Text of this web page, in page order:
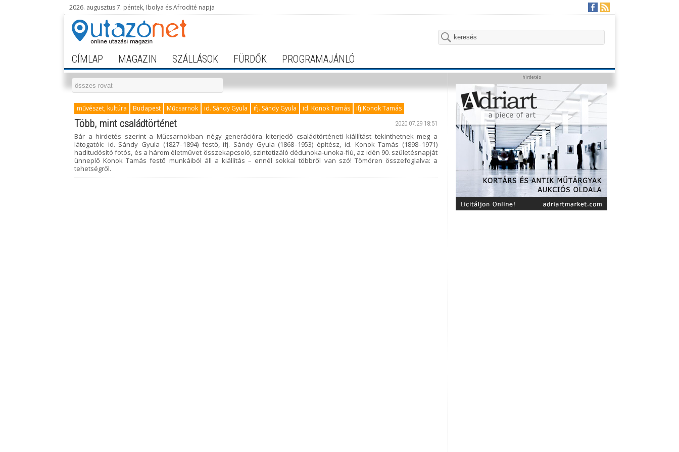
2026. augusztus 7. péntek, Ibolya és Afrodité napja
CÍMLAP MAGAZIN SZÁLLÁSOK FÜRDŐK PROGRAMAJÁNLÓ
művészet, kultúra Budapest Műcsarnok id. Sándy Gyula ifj. Sándy Gyula id. Konok Tamás ifj.Konok Tamás
2020.07.29 18:51
Több, mint családtörténet
Bár a hirdetés szerint a Műcsarnokban négy generációra kiterjedő családtörténeti kiállítást tekinthetnek meg a
látogatók: id. Sándy Gyula (1827–1894) festő, ifj. Sándy Gyula (1868–1953) építész, id. Konok Tamás (1898–1971)
haditudósító fotós, és a három életművet összekapcsoló, szintetizáló dédunoka-unoka-fiú, az idén 90. születésnapját
ünneplő Konok Tamás festő munkáiból áll a kiállítás – ennél sokkal többről van szó! Tömören összefoglalva: a
tehetségről.
hirdetés